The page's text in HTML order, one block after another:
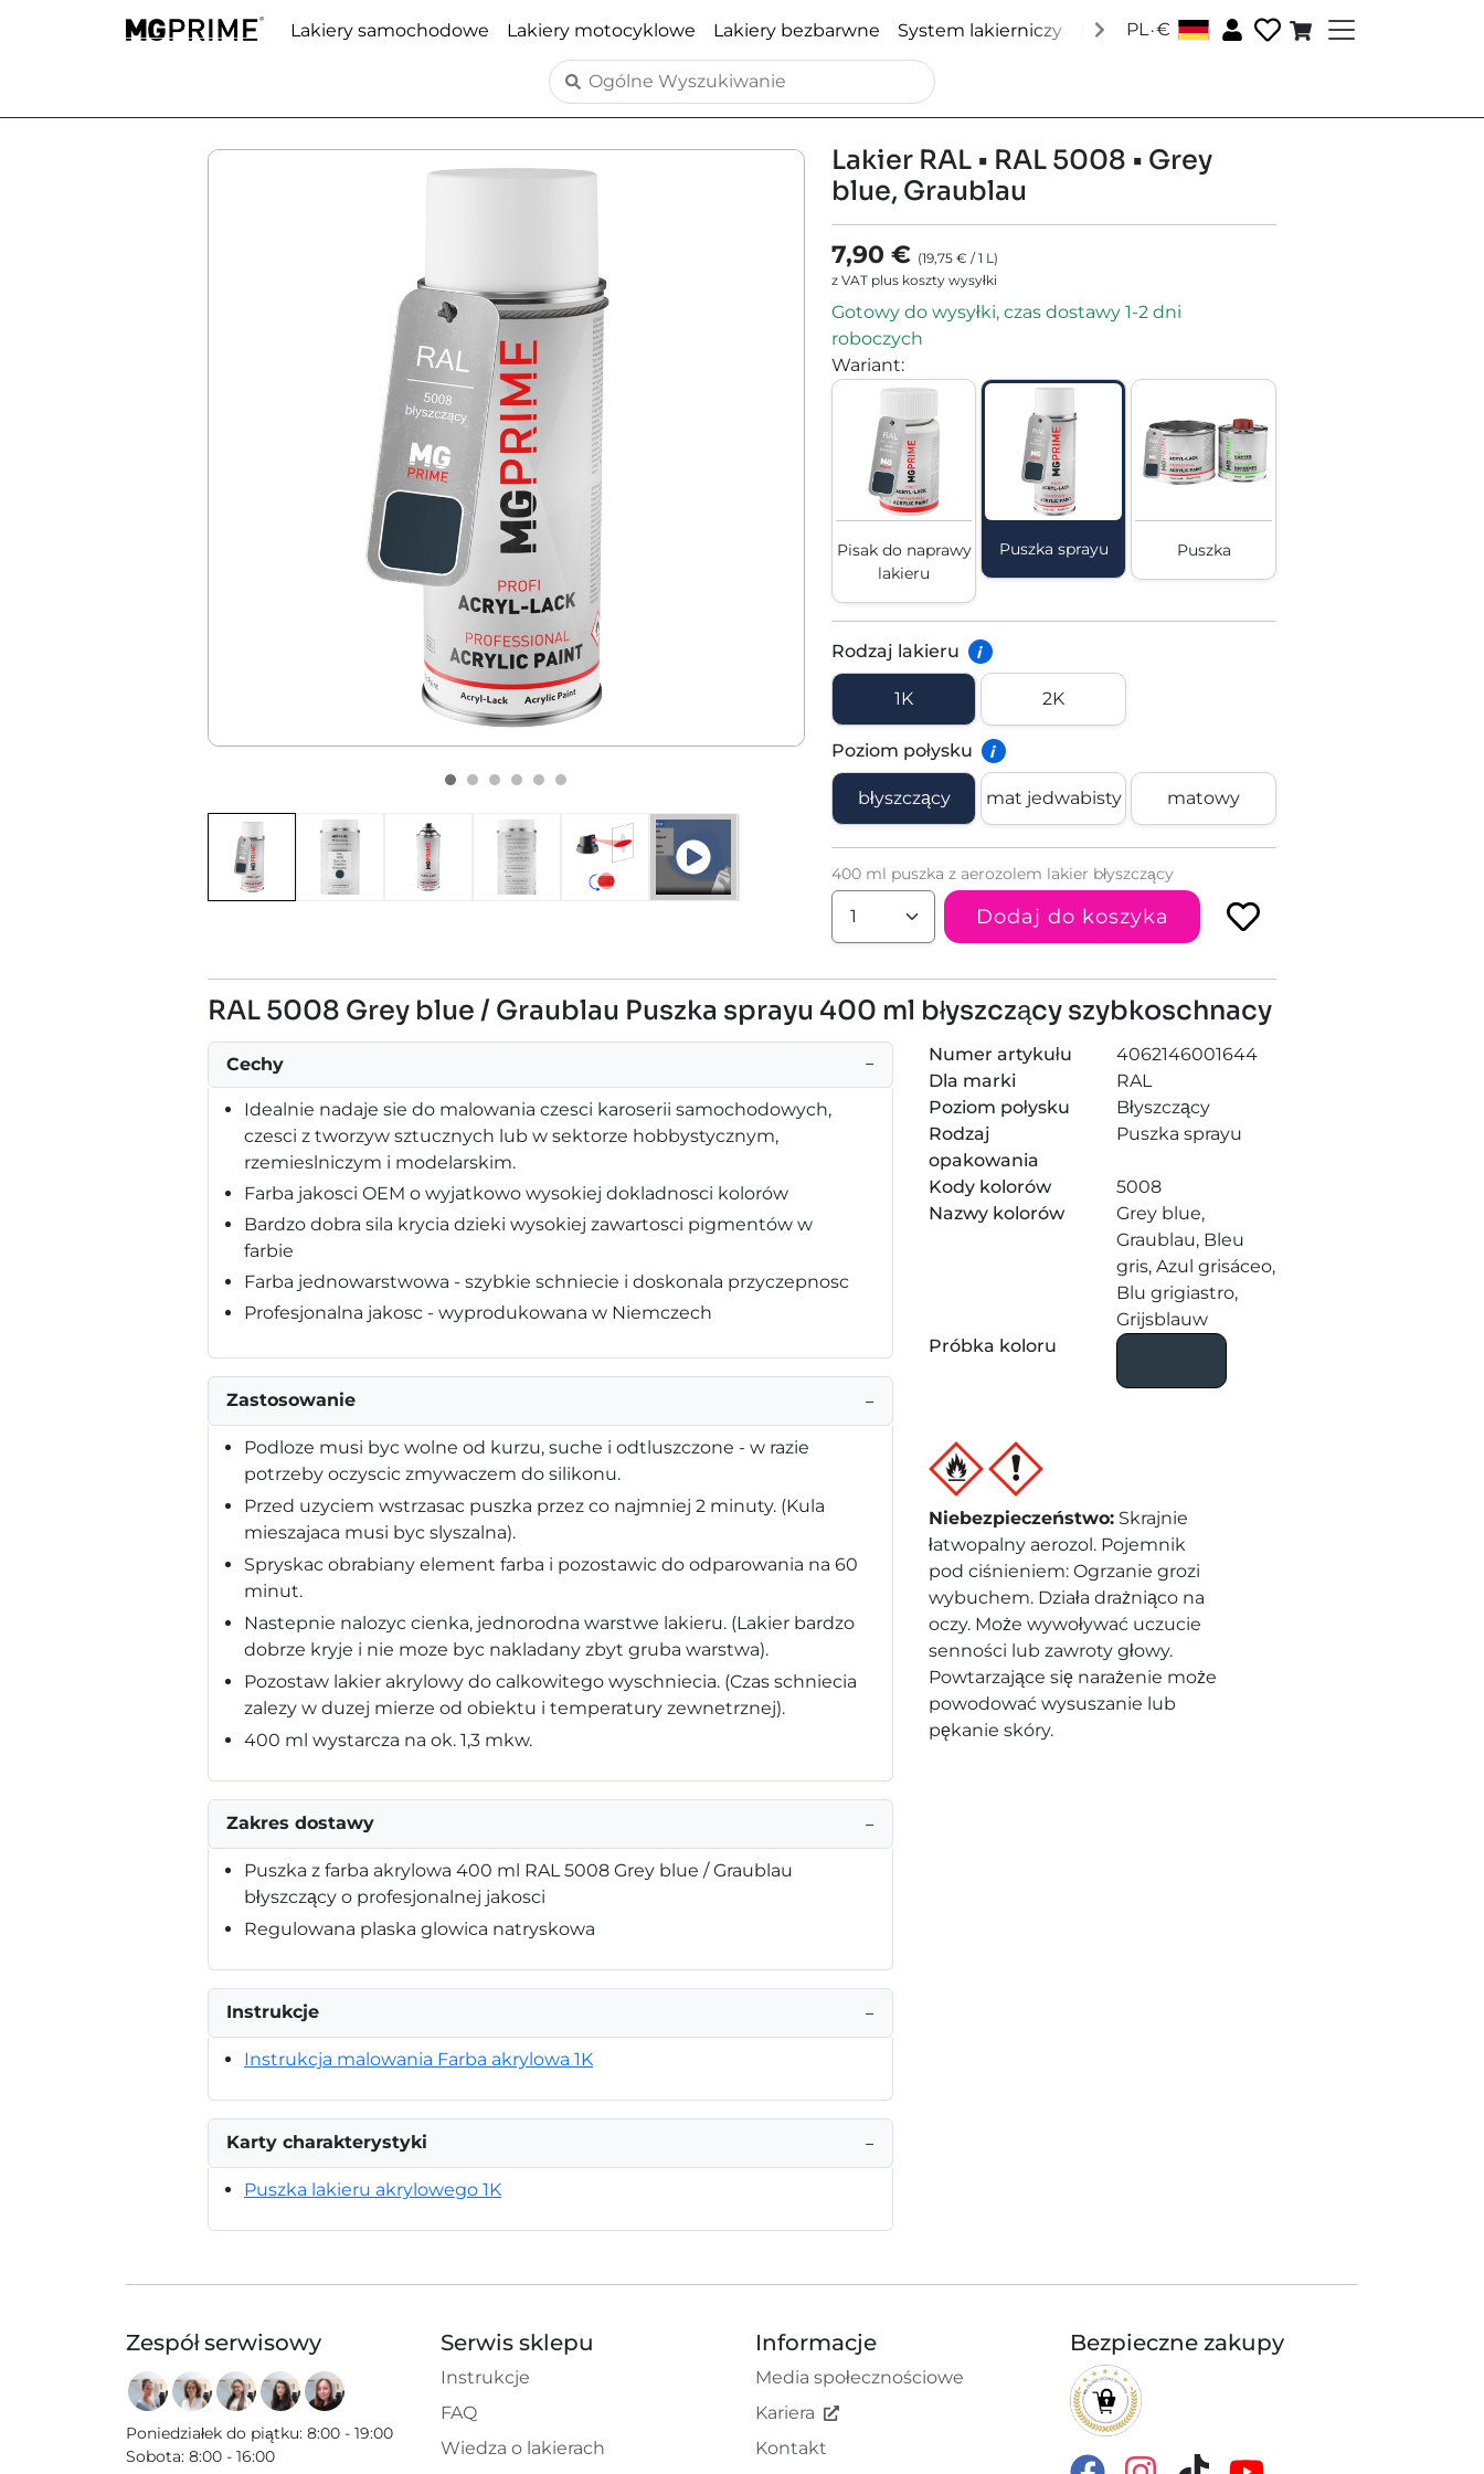
Lakiery samochodowe Lakiery motocyklowe Lakiery bezbarwne System lakierniczy Lakiery Pantone Lakiery RAL
PL.€
Lakier RAL • RAL 5008 • Grey
blue, Graublau
7,90 € (19,75 € /1 L)
z VAT plus koszty wysyłki
Gotowy do wysyłki, czas dostawy 1-2 dni
roboczych
Wariant:
Pisak do naprawy
lakieru
Puszka sprayu Puszka
Rodzaj lakieru i
1K 2K
Poziom połysku i
błyszczący mat jedwabisty matowy
400 ml puszka z aerozolem lakier błyszczący
Dodaj do koszyka
RAL 5008 Grey blue / Graublau Puszka sprayu 400 ml błyszczący szybkoschnacy
Cechy −
Idealnie nadaje sie do malowania czesci karoserii samochodowych,
czesci z tworzyw sztucznych lub w sektorze hobbystycznym,
rzemieslniczym i modelarskim.
Farba jakosci OEM o wyjatkowo wysokiej dokladnosci kolorów
Bardzo dobra sila krycia dzieki wysokiej zawartosci pigmentów w
farbie
Farba jednowarstwowa - szybkie schniecie i doskonala przyczepnosc
Profesjonalna jakosc - wyprodukowana w Niemczech
Zastosowanie −
Podloze musi byc wolne od kurzu, suche i odtluszczone - w razie
potrzeby oczyscic zmywaczem do silikonu.
Przed uzyciem wstrzasac puszka przez co najmniej 2 minuty. (Kula
mieszajaca musi byc slyszalna).
Spryskac obrabiany element farba i pozostawic do odparowania na 60
minut.
Nastepnie nalozyc cienka, jednorodna warstwe lakieru. (Lakier bardzo
dobrze kryje i nie moze byc nakladany zbyt gruba warstwa).
Pozostaw lakier akrylowy do calkowitego wyschniecia. (Czas schniecia
zalezy w duzej mierze od obiektu i temperatury zewnetrznej).
400 ml wystarcza na ok. 1,3 mkw.
Zakres dostawy −
Puszka z farba akrylowa 400 ml RAL 5008 Grey blue / Graublau
błyszczący o profesjonalnej jakosci
Regulowana plaska glowica natryskowa
Instrukcje −
Instrukcja malowania Farba akrylowa 1K
Karty charakterystyki −
Puszka lakieru akrylowego 1K
Numer artykułu
4062146001644
Dla marki
RAL
Poziom połysku
Błyszczący
Rodzaj
opakowania
Puszka sprayu
Kody kolorów
5008
Nazwy kolorów
Grey blue,
Graublau, Bleu
gris, Azul grisáceo,
Blu grigiastro,
Grijsblauw
Próbka koloru
Niebezpieczeństwo: Skrajnie
łatwopalny aerozol. Pojemnik
pod ciśnieniem: Ogrzanie grozi
wybuchem. Działa drażniąco na
oczy. Może wywoływać uczucie
senności lub zawroty głowy.
Powtarzające się narażenie może
powodować wysuszanie lub
pękanie skóry.
Zespół serwisowy
Poniedziałek do piątku: 8:00 - 19:00
Sobota: 8:00 - 16:00
Serwis sklepu
Instrukcje
FAQ
Wiedza o lakierach
Informacje
Media społecznościowe
Kariera
Kontakt
Bezpieczne zakupy